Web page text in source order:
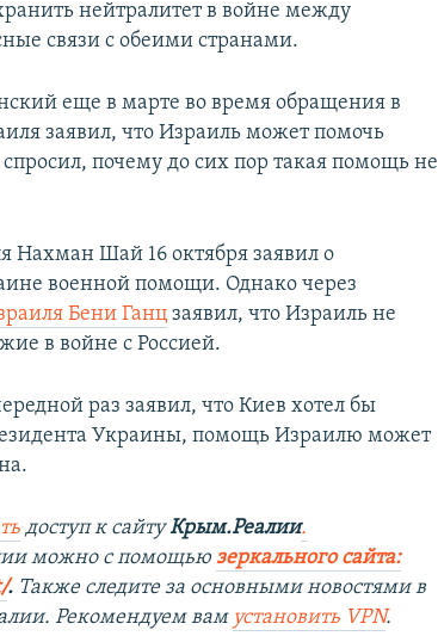
нейтралитет в войне между
связи с обеими странами.
еще в марте во время обращения в
заявил, что Израиль может помочь
почему до сих пор такая помощь не
Нахман Шай 16 октября заявил о
военной помощи. Однако через
Бени Ганц заявил, что Израиль не
в войне с Россией.
раз заявил, что Киев хотел бы
Украины, помощь Израилю может
доступ к сайтуКрым.Реалии.
можно с помощьюзеркального сайта:
. ​ Также следите за основными новостями в
Рекомендуем вам установить VPN.